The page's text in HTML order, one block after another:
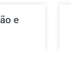
e